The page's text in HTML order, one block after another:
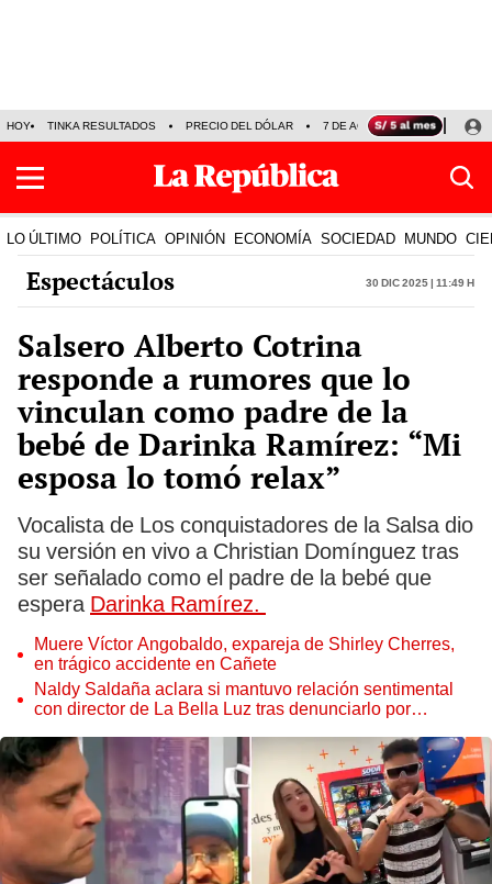
HOY TINKA RESULTADOS PRECIO DEL DÓLAR 7 DE AGOSTO OLLANTA
LO ÚLTIMO POLÍTICA OPINIÓN ECONOMÍA SOCIEDAD MUNDO
Espectáculos 30 Dic 2025 | 11:49 h
Salsero Alberto Cotrina
responde a rumores que lo
vinculan como padre de la
bebé de Darinka Ramírez: “Mi
esposa lo tomó relax”
Vocalista de Los conquistadores de la Salsa dio
su versión en vivo a Christian Domínguez tras
ser señalado como el padre de la bebé que
espera Darinka Ramírez.
Muere Víctor Angobaldo, expareja de Shirley Cherres,
en trágico accidente en Cañete
Naldy Saldaña aclara si mantuvo relación sentimental
con director de La Bella Luz tras denunciarlo por